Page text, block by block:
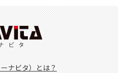
ナビタ）とは？